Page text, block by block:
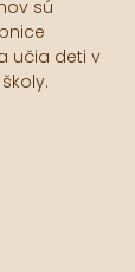
sú
učia deti v